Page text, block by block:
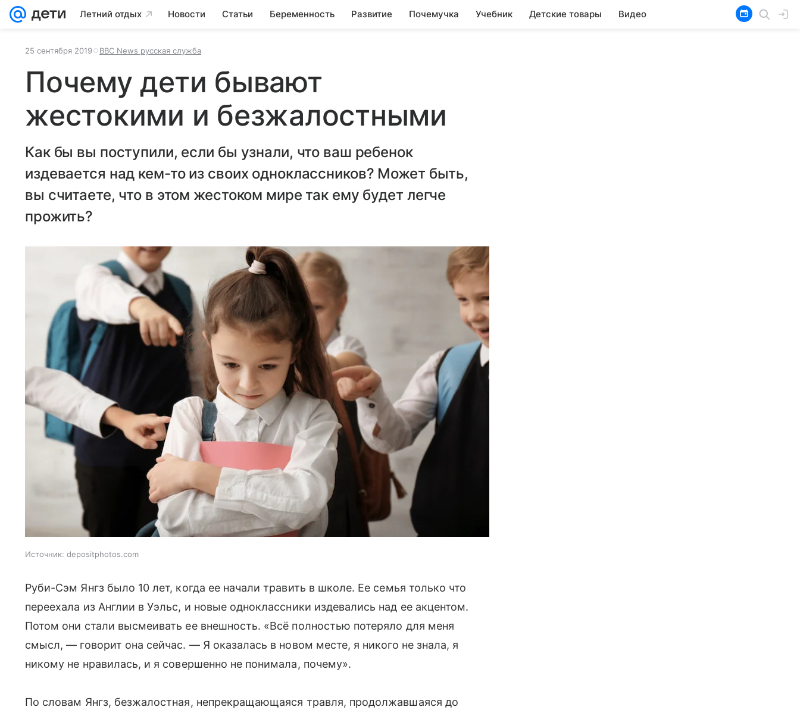
Летний отдых Новости Статьи Беременность Развитие Почемучка Учебник Детские товары Видео
25 сентября 2019 ВВС News русская служба
Почему дети бывают
жестокими и безжалостными
Как бы вы поступили, если бы узнали, что ваш ребенок
издевается над кем-то из своих одноклассников? Может быть,
вы считаете, что в этом жестоком мире так ему будет легче
прожить?
Источник: depositphotos.com
Руби-Сэм Янгз было 10 лет, когда ее начали травить в школе. Ее семья только что
переехала из Англии в Уэльс, и новые одноклассники издевались над ее акцентом.
Потом они стали высмеивать ее внешность. «Всё полностью потеряло для меня
смысл, — говорит она сейчас. — Я оказалась в новом месте, я никого не знала, я
никому не нравилась, и я совершенно не понимала, почему».
По словам Янгз, безжалостная, непрекращающаяся травля, продолжавшаяся до